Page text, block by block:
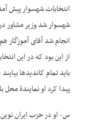
انتخابات شهسوار پیش
شهسوار شد وزیر مشاور در
انجام شد آقای آموزگار
از این بود که در این
باید تمام کاندیدها
پیدا کرد او نمایندۀ محل
س- او در حزب ایران